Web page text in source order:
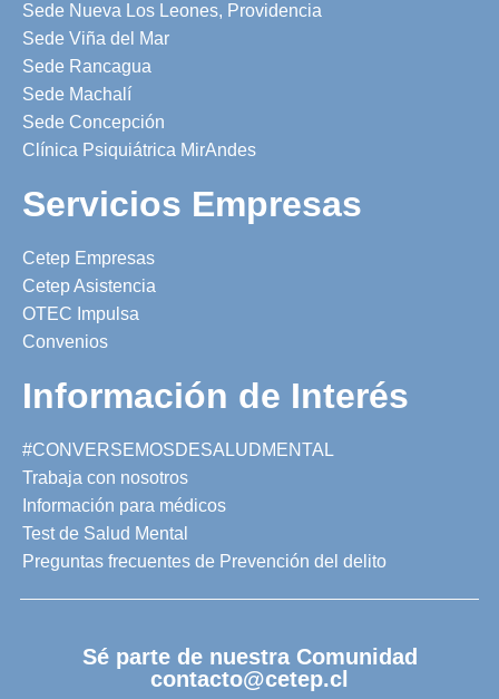
Sede Nueva Los Leones, Providencia
Sede Viña del Mar
Sede Rancagua
Sede Machalí
Sede Concepción
Clínica Psiquiátrica MirAndes
Servicios Empresas
Cetep Empresas
Cetep Asistencia
OTEC Impulsa
Convenios
Información de Interés
#CONVERSEMOSDESALUDMENTAL
Trabaja con nosotros
Información para médicos
Test de Salud Mental
Preguntas frecuentes de Prevención del delito
Sé parte de nuestra Comunidad
contacto@cetep.cl